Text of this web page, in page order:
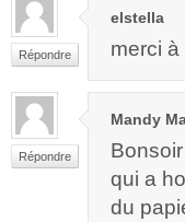
Répondre
elstella
merci
Répondre
Mandy
qui a
du